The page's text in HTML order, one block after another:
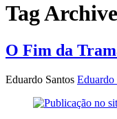
Tag
O Fim da
Eduardo Santos Eduardo